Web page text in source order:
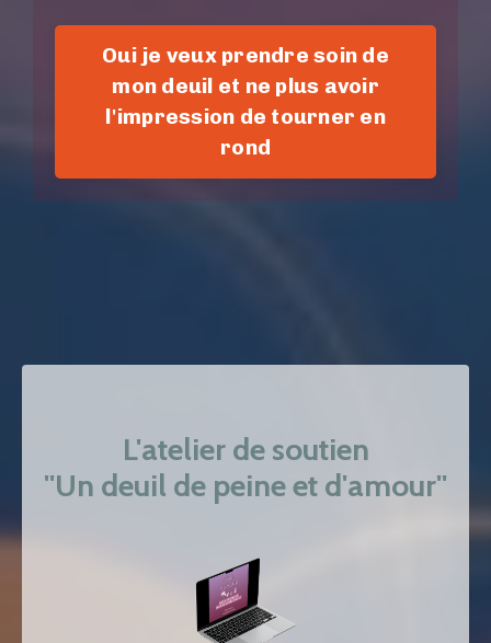
Oui je veux prendre soin de
mon deuil et ne plus avoir
l'impression de tourner en
rond
L'atelier de soutien
''Un deuil de peine et d'amour''